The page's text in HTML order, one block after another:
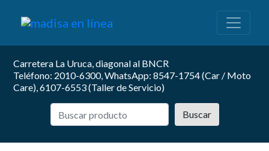
Carretera La Uruca, diagonal al BNCR
Teléfono: 2010-6300, WhatsApp: 8547-1754 (Car / Moto
Care), 6107-6553 (Taller de Servicio)
Buscar